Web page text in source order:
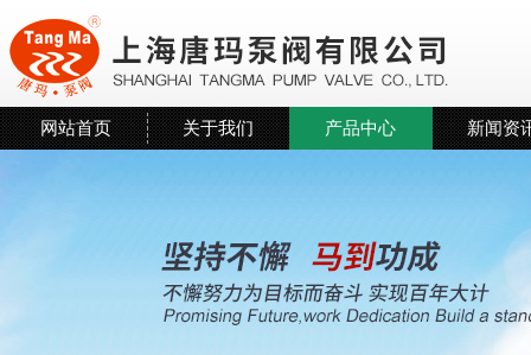
网站首页 关于我们 产品中心 新闻资